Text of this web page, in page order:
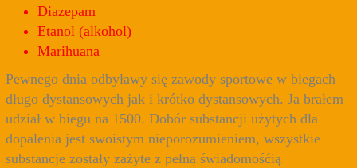
Diazepam
Etanol (alkohol)
Marihuana
Pewnego dnia odbyławy się zawody sportowe w biegach
długo dystansowych jak i krótko dystansowych. Ja brałem
udział w biegu na 1500. Dobór substancji użytych dla
dopalenia jest swoistym nieporozumieniem, wszystkie
substancje zostały zażyte z pełną świadomośćią